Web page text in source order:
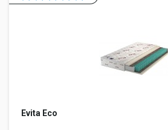
Evita Eco